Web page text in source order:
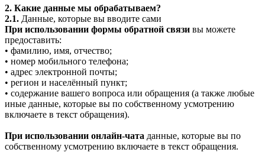
2. Какие данные мы обрабатываем?
2.1. Данные, которые вы вводите сами
При использовании формы обратной связи вы можете
предоставить:
• фамилию, имя, отчество;
• номер мобильного телефона;
• адрес электронной почты;
• регион и населённый пункт;
• содержание вашего вопроса или обращения (а также любые
иные данные, которые вы по собственному усмотрению
включаете в текст обращения).
При использовании онлайн-чата данные, которые вы по
собственному усмотрению включаете в текст обращения.